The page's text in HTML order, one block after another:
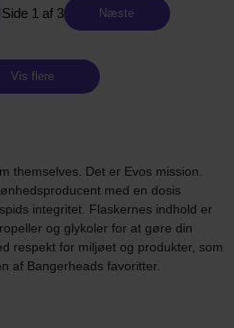
Side 1 af 3 Næste
Vis flere
themselves. Det er Evos mission.
med en dosis
integritet. Flaskernes indhold er
og glykoler for at gøre din
respekt for miljøet og produkter, som
af Bangerheads favoritter.